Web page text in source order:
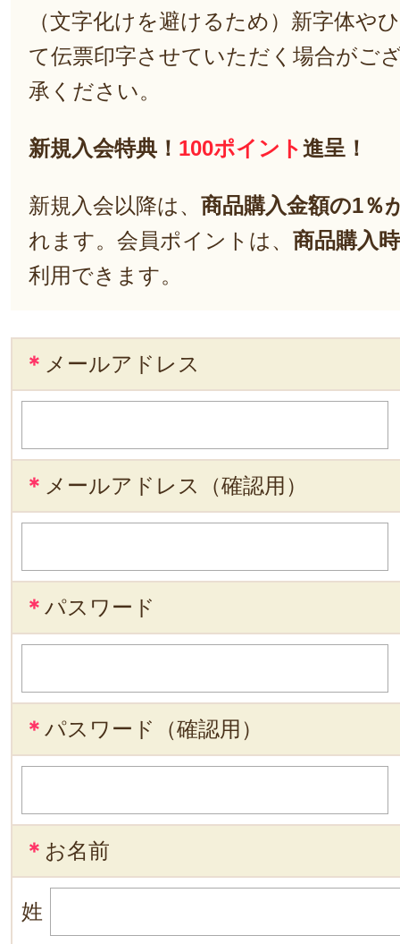
（文字化けを避けるため）新字体や
て伝票印字させていただく場合がご
承ください。
新規入会特典！ 100ポイント進呈！
新規入会以降は、 商品購入金額の1％
れます。会員ポイントは、 商品購入
利用できます。
＊ メールアドレス
＊ メールアドレス（確認用）
＊ パスワード
＊ パスワード（確認用）
＊ お名前
姓